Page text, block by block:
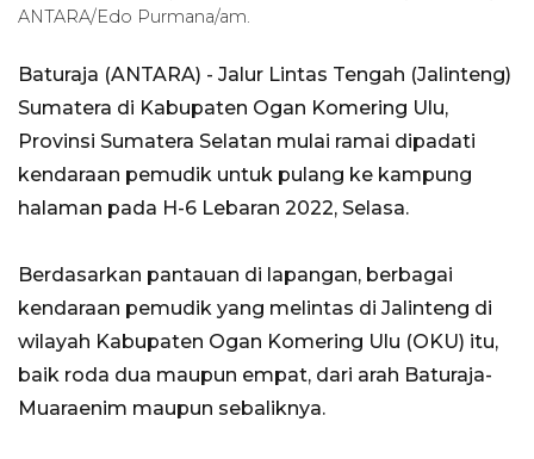
ANTARA/Edo Purmana/am.
Baturaja (ANTARA) - Jalur Lintas Tengah (Jalinteng)
Sumatera di Kabupaten Ogan Komering Ulu,
Provinsi Sumatera Selatan mulai ramai dipadati
kendaraan pemudik untuk pulang ke kampung
halaman pada H-6 Lebaran 2022, Selasa.
Berdasarkan pantauan di lapangan, berbagai
kendaraan pemudik yang melintas di Jalinteng di
wilayah Kabupaten Ogan Komering Ulu (OKU) itu,
baik roda dua maupun empat, dari arah Baturaja-
Muaraenim maupun sebaliknya.